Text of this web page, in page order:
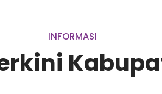
INFORMASI